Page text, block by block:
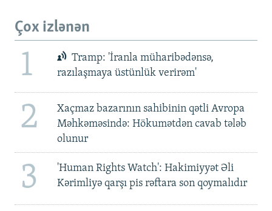
Çox izlənən
1
Tramp: 'İranla müharibədənsə,
razılaşmaya üstünlük verirəm'
2
Xaçmaz bazarının sahibinin qətli Avropa
Məhkəməsində: Hökumətdən cavab tələb
olunur
3
'Human Rights Watch': Hakimiyyət Əli
Kərimliyə qarşı pis rəftara son qoymalıdır